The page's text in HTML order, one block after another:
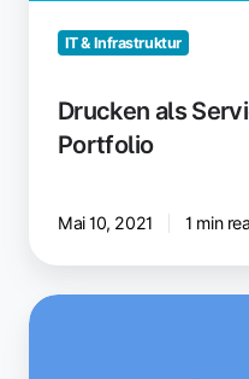
IT & Infrastruktur
Drucken als
Portfolio
Mai 10, 2021 1 min
PrintNightmare: